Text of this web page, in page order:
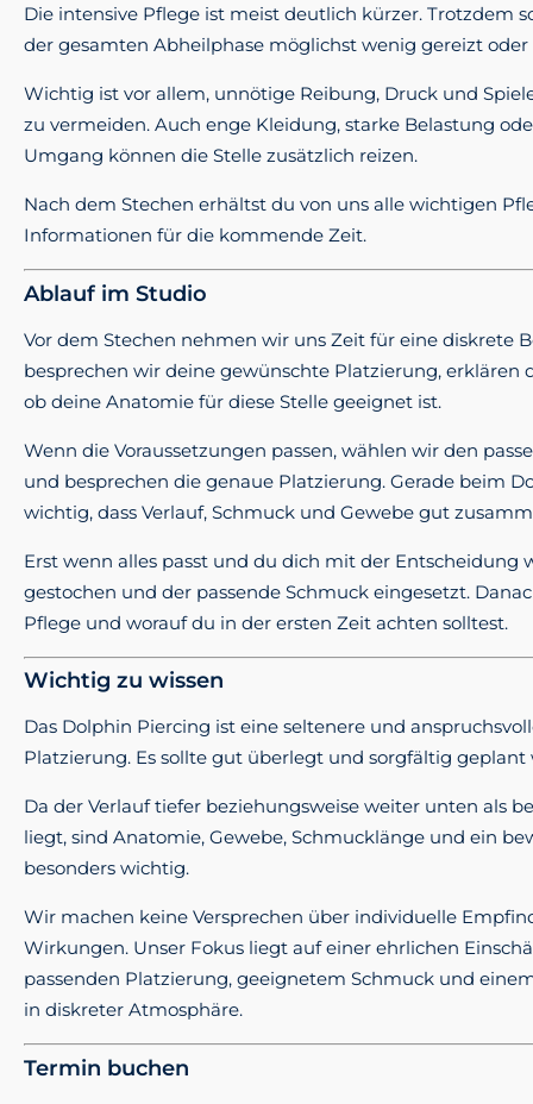
Die intensive Pflege ist meist deutlich kürzer. Trotzdem
der gesamten Abheilphase möglichst wenig gereizt
Wichtig ist vor allem, unnötige Reibung, Druck und
zu vermeiden. Auch enge Kleidung, starke Belastung
Umgang können die Stelle zusätzlich reizen.
Nach dem Stechen erhältst du von uns alle wichtigen
Informationen für die kommende Zeit.
Ablauf im Studio
Vor dem Stechen nehmen wir uns Zeit für eine diskrete
besprechen wir deine gewünschte Platzierung, erklären
ob deine Anatomie für diese Stelle geeignet ist.
Wenn die Voraussetzungen passen, wählen wir den
und besprechen die genaue Platzierung. Gerade beim
wichtig, dass Verlauf, Schmuck und Gewebe gut
Erst wenn alles passt und du dich mit der Entscheidung
gestochen und der passende Schmuck eingesetzt.
Pflege und worauf du in der ersten Zeit achten solltest.
Wichtig zu wissen
Das Dolphin Piercing ist eine seltenere und
Platzierung. Es sollte gut überlegt und sorgfältig geplant
Da der Verlauf tiefer beziehungsweise weiter unten als
liegt, sind Anatomie, Gewebe, Schmucklänge und ein
besonders wichtig.
Wir machen keine Versprechen über individuelle
Wirkungen. Unser Fokus liegt auf einer ehrlichen
passenden Platzierung, geeignetem Schmuck und
in diskreter Atmosphäre.
Termin buchen